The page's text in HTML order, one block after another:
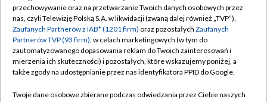
Abonament TVP
Emisja w TVP
Centrum informacji TVP
Naziemna Telewizja Cyfrowa
Regulamin TVP
Polityka prywatności
Moje zgody
Pomoc
przechowywanie oraz na przetwarzanie Twoich danych osobowych przez
nas, czyli Telewizję Polską S.A. w likwidacji (zwaną dalej również „TVP”),
Zaufanych Partnerów z IAB* (1201 firm) oraz pozostałych Zaufanych
Partnerów TVP (93 firm), w celach marketingowych (w tym do
zautomatyzowanego dopasowania reklam do Twoich zainteresowań i
mierzenia ich skuteczności) i pozostałych, które wskazujemy poniżej, a
także zgody na udostępnianie przez nas identyfikatora PPID do Google.
Twoje dane osobowe zbierane podczas odwiedzania przez Ciebie naszych